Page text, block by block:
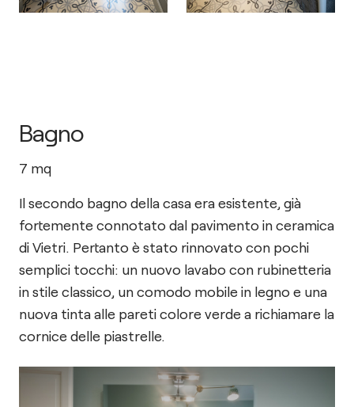
Bagno
7 mq
Il secondo bagno della casa era esistente, già
fortemente connotato dal pavimento in ceramica
di Vietri. Pertanto è stato rinnovato con pochi
semplici tocchi: un nuovo lavabo con rubinetteria
in stile classico, un comodo mobile in legno e una
nuova tinta alle pareti colore verde a richiamare la
cornice delle piastrelle.